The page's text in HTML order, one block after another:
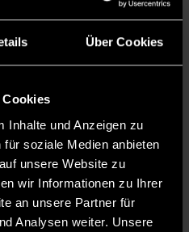
Über Cookies
Cookies
Inhalte und Anzeigen zu
soziale Medien anbieten
unsere Website zu
wir Informationen zu Ihrer
an unsere Partner für
Analysen weiter. Unsere
mitten im berühmt-
und Ausgehviertel
ist Michel aus dem
ist das
klein, das meint
Akteure hier
trifft irgendwie doch